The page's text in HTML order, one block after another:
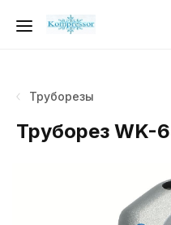
Труборезы
Труборез WK-